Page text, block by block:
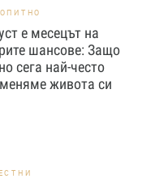
е месецът на
шансове: Защо
сега най-често
живота си